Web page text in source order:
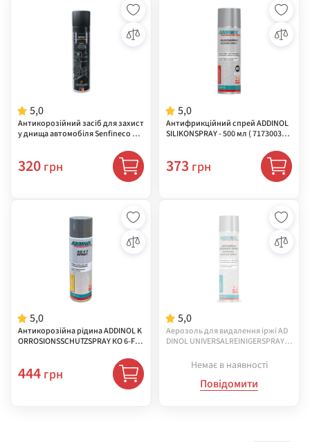
5,0
Антикорозійний засіб для захист
у днища автомобіля Senfineco Un
320 грн
5,0
Антифрикційний спрей ADDINOL
SILIKONSPRAY - 500 мл ( 71730030M
373 грн
5,0
Антикорозійна рідина ADDINOL K
ORROSIONSSCHUTZSPRAY КО 6-F- 5
444 грн
5,0
Аерозоль для видалення іржі AD
DINOL UNIVERSALREINIGERSPRAY -
Немає в наявності
Повідомити